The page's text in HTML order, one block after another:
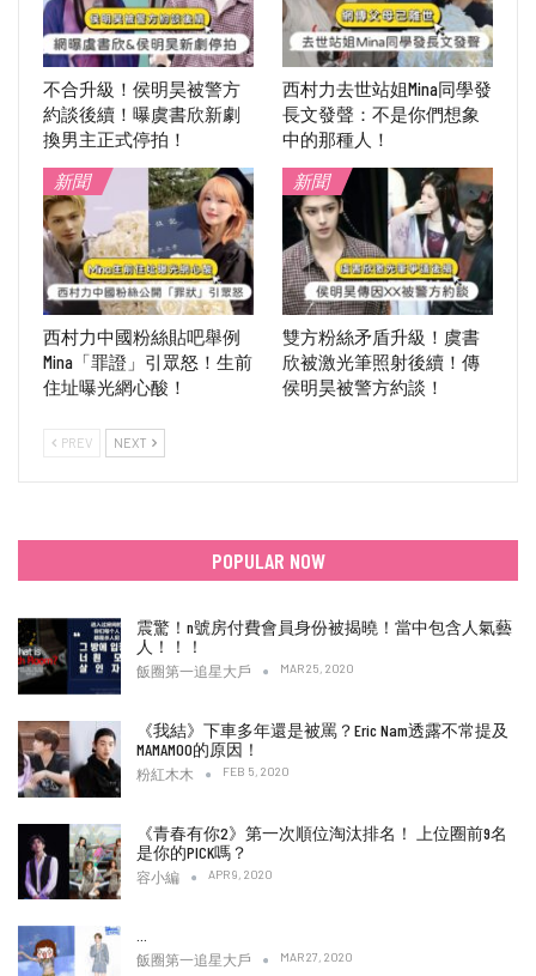
不合升級！侯明昊被警方
約談後續！曝虞書欣新劇
換男主正式停拍！
西村力去世站姐Mina同學發
長文發聲：不是你們想象
中的那種人！
新聞
西村力中國粉絲貼吧舉例
Mina「罪證」引眾怒！生前
住址曝光網心酸！
新聞
雙方粉絲矛盾升級！虞書
欣被激光筆照射後續！傳
侯明昊被警方約談！
PREV NEXT
POPULAR NOW
震驚！n號房付費會員身份被揭曉！當中包含人氣藝
人！！！
飯圈第一追星大戶 MAR 25, 2020
《我結》下車多年還是被罵？Eric Nam透露不常提及
MAMAMOO的原因！
粉紅木木 FEB 5, 2020
《青春有你2》第一次順位淘汰排名！ 上位圈前9名
是你的PICK嗎？
容小編 APR 9, 2020
飯圈第一追星大戶 MAR 27, 2020